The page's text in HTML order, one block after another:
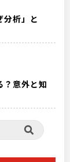
分析」と
？意外と知